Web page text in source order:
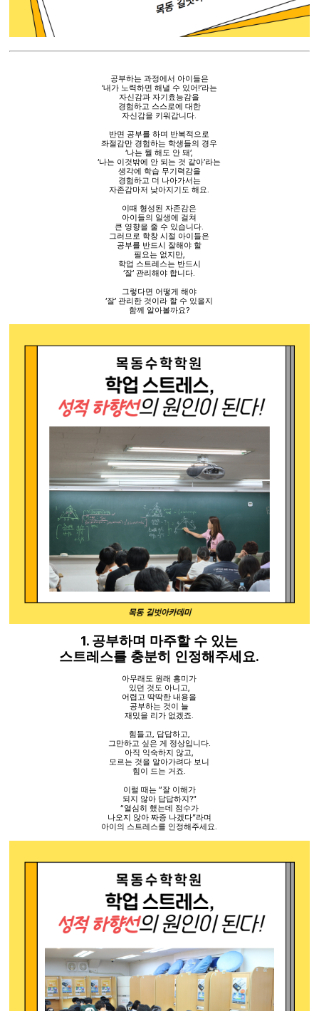
공부하는 과정에서 아이들은
‘내가 노력하면 해낼 수 있어!’라는
자신감과 자기효능감을
경험하고 스스로에 대한
자신감을 키워갑니다.
반면 공부를 하며 반복적으로
좌절감만 경험하는 학생들의 경우
‘나는 뭘 해도 안 돼’,
‘나는 이것밖에 안 되는 것 같아’라는
생각에 학습 무기력감을
경험하고 더 나아가서는
자존감마저 낮아지기도 해요.
이때 형성된 자존감은
아이들의 일생에 걸쳐
큰 영향을 줄 수 있습니다.
그러므로 학창 시절 아이들은
공부를 반드시 잘해야 할
필요는 없지만,
학업 스트레스는 반드시
‘잘’관리해야 합니다.
그렇다면 어떻게 해야
‘잘’관리한 것이라 할 수 있을지
함께 알아볼까요?
1. 공부하며 마주할 수 있는
스트레스를 충분히 인정해주세요.
아무래도 원래 흥미가
있던 것도 아니고,
어렵고 딱딱한 내용을
공부하는 것이 늘
재밌을 리가 없겠죠.
힘들고, 답답하고,
그만하고 싶은 게 정상입니다.
아직 익숙하지 않고,
모르는 것을 알아가려다 보니
힘이 드는 거죠.
이럴 때는 “잘 이해가
되지 않아 답답하지 ?”
“열심히 했는데 점수가
나오지 않아 짜증 나겠다”라며
아이의 스트레스를 인정해주세요.